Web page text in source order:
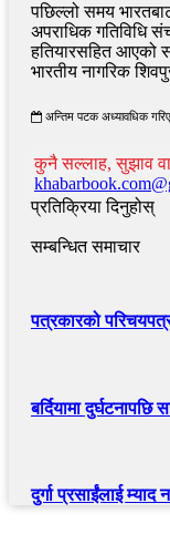
पछिल्लो समय
अपराधिक गतिविधि
हतियारसहित आएको
भारतीय नागरिक
अन्तिम पटक अध्यावधिक
कुनै सल्लाह, सुझाव
प्रतिक्रिया दिनुहोस्
सम्बन्धित समाचार
पत्रकारको
बर्दियामा
दुर्गा प्रसाईंलाई